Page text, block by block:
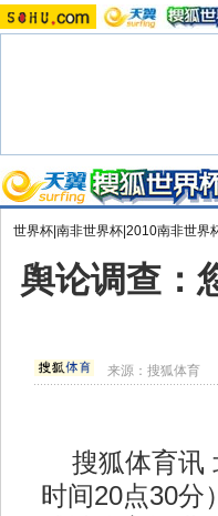
世界杯|南非世界杯|2010南非世界
舆论调查：
来源：搜狐体育
搜狐体育讯
时间20点30分